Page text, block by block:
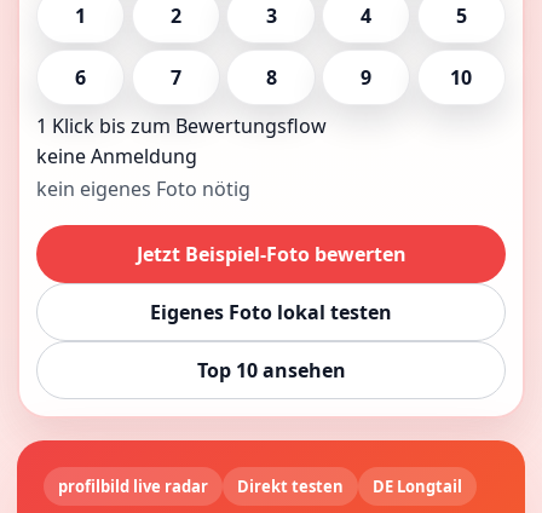
1 2 3 4 5
6 7 8 9
10
1 Klick bis zum Bewertungsflow
keine Anmeldung
kein eigenes Foto nötig
Jetzt Beispiel-Foto bewerten
Eigenes Foto lokal testen
Top 10 ansehen
profilbild live radar Direkt testen DE Longtail